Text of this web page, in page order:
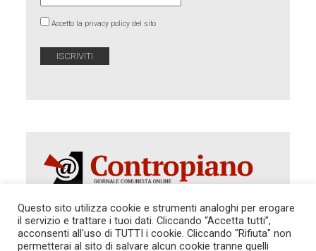
Accetto la privacy policy del sito
Autorizzazione del Tribunale di Roma 286 del 31
dicembre 2014. Direttore Responsabile: Sergio
Questo sito utilizza cookie e strumenti analoghi per erogare
il servizio e trattare i tuoi dati. Cliccando “Accetta tutti”,
acconsenti all'uso di TUTTI i cookie. Cliccando "Rifiuta" non
permetterai al sito di salvare alcun cookie tranne quelli